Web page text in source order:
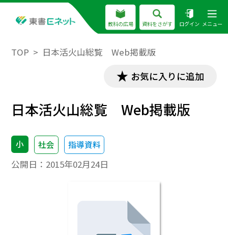
教科の広場 資料をさがす ログイン メニュー
TOP 日本活火山総覧 Web掲載版
お気に入りに追加
日本活火山総覧 Web掲載版
小 社会 指導資料
公開日： 2015年02月24日